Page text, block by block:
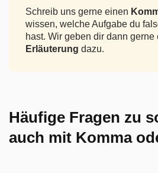
Schreib uns gerne einen
wissen, welche Aufgabe du
hast. Wir geben dir dann gerne
Erläuterung dazu.
Häufige Fragen zu
auch mit Komma